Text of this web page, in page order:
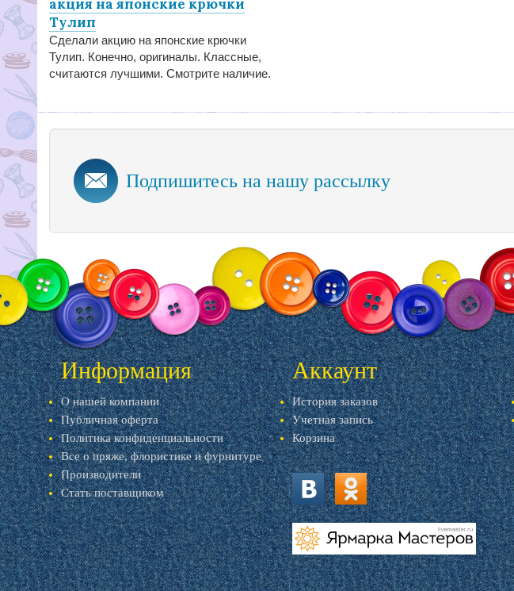
акция на японские крючки
Тулип
Сделали акцию на японские крючки
Тулип. Конечно, оригиналы. Классные,
считаются лучшими. Смотрите наличие.
Подпишитесь на нашу рассылку
Информация
О нашей компании
Публичная оферта
Политика конфиденциальности
Все о пряже, флористике и фурнитуре
Производители
Стать поставщиком
Аккаунт
История заказов
Учетная запись
Корзина
vk.com ok.ru
livemaster.ru